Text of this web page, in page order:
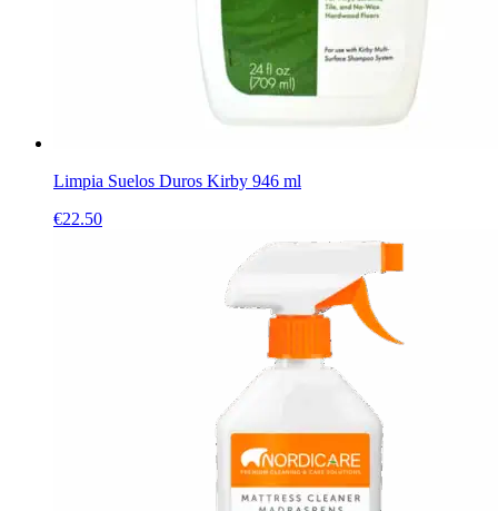
Limpia Suelos Duros Kirby 946 ml
€22.50